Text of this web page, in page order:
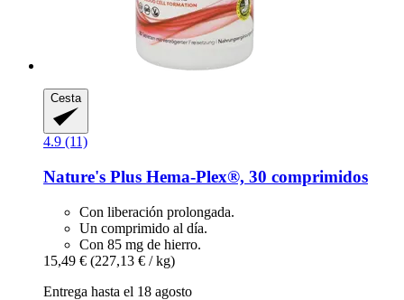
Cesta
4.9 (11)
Nature's Plus Hema-​Plex®, 30 comprimidos
Con liberación prolongada.
Un comprimido al día.
Con 85 mg de hierro.
15,49 € (227,13 € / kg)
Entrega hasta el 18 agosto